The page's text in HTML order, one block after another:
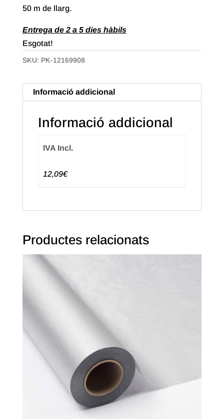
50 m de llarg.
Entrega de 2 a 5 dies hàbils
Esgotat!
SKU: PK-12169908
Informació addicional
Informació addicional
IVA Incl.
12,09€
Productes relacionats